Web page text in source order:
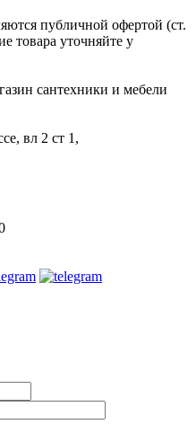
публичной офертой (ст.
товара уточняйте у
сантехники и мебели
вл 2 ст 1,